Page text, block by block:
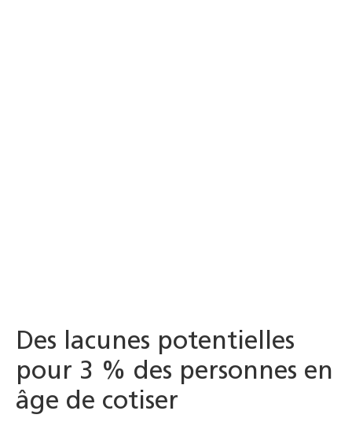
Des lacunes potentielles
pour 3 % des personnes en
âge de cotiser